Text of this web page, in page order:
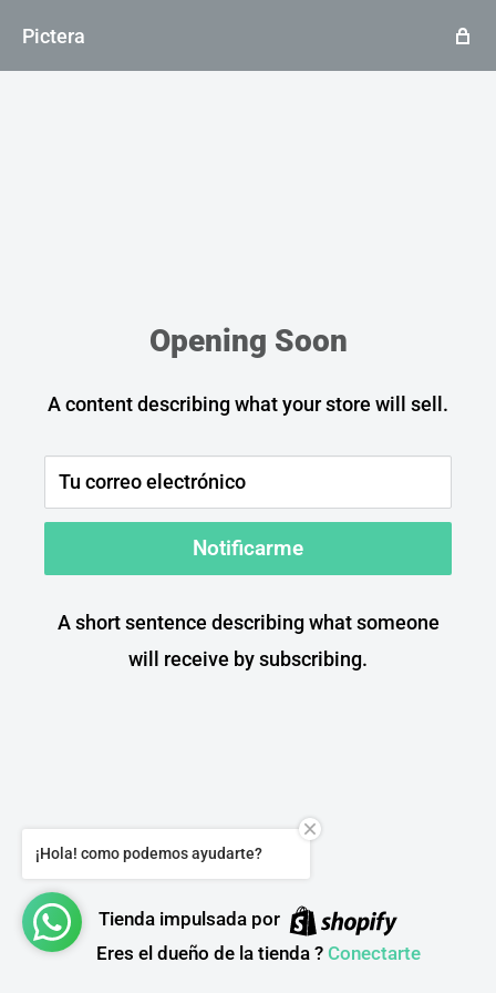
Pictera
Opening Soon
A content describing what your store will sell.
Tu correo electrónico
Notificarme
A short sentence describing what someone
will receive by subscribing.
Tienda impulsada por
Eres el dueño de la tienda ? Conectarte
¡Hola! como podemos ayudarte?